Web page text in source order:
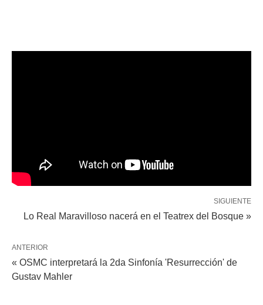
SIGUIENTE
Lo Real Maravilloso nacerá en el Teatrex del Bosque »
ANTERIOR
« OSMC interpretará la 2da Sinfonía 'Resurrección' de
Gustav Mahler